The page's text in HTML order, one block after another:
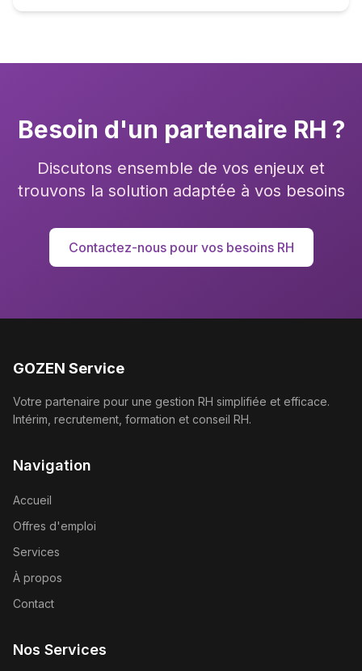
Besoin d'un partenaire RH ?
Discutons ensemble de vos enjeux et
trouvons la solution adaptée à vos besoins
Contactez-nous pour vos besoins RH
GOZEN Service
Votre partenaire pour une gestion RH simplifiée et efficace.
Intérim, recrutement, formation et conseil RH.
Navigation
Accueil
Offres d'emploi
Services
À propos
Contact
Nos Services